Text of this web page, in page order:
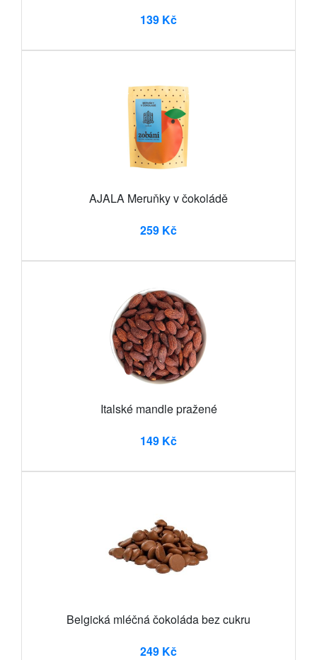
139 Kč
AJALA Meruňky v čokoládě
259 Kč
Italské mandle pražené
149 Kč
Belgická mléčná čokoláda bez cukru
249 Kč